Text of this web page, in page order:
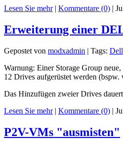
Lesen Sie mehr| Kommentare (0) |
Erweiterung einer
Gepostet von modxadmin | Tags: Dell
Warnung: Einer Storage Group
12 Drives aufgerüstet werden
Das Hinzufügen zweier Drives
Lesen Sie mehr| Kommentare (0) |
P2V-VMs "ausmisten"